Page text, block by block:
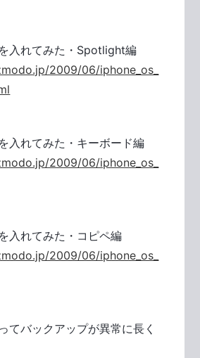
入れてみた・Spotlight編
2009/06/iphone_os_
入れてみた・キーボード編
2009/06/iphone_os_
入れてみた・コピペ編
2009/06/iphone_os_
てバックアップが異常に長く